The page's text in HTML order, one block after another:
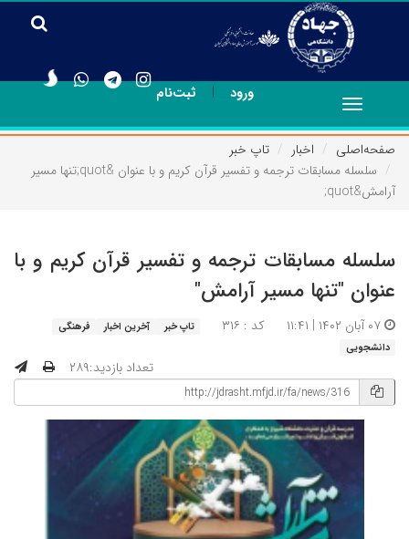
ورود | ثبت‌نام
Toggle
navigation
صفحه‌اصلی
اخبار
تاپ خبر
سلسله مسابقات ترجمه و تفسیر قرآن کریم و با عنوان &quot;تنها مسیر
آرامش&quot;
سلسله مسابقات ترجمه و تفسیر قرآن کریم و با
عنوان "تنها مسیر آرامش"
کد : ۳۱۶ تاپ خبر آخرین اخبار
فرهنگی
دانشجویی
تعداد بازدید:۲۸۹